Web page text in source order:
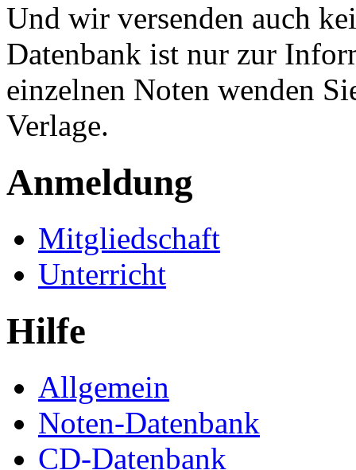
Und wir versenden auch
Datenbank ist nur zur
einzelnen Noten wenden
Verlage.
Anmeldung
Mitgliedschaft
Unterricht
Hilfe
Allgemein
Noten-Datenbank
CD-Datenbank